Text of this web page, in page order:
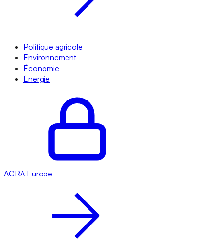
Politique agricole
Environnement
Économie
Énergie
AGRA Europe